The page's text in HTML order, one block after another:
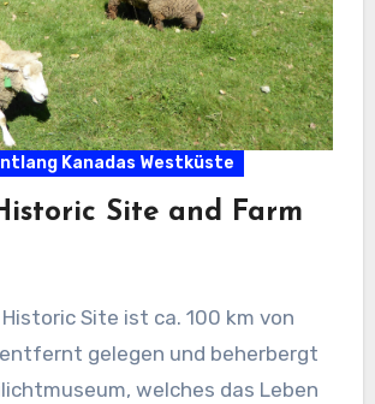
Kanadas Westküste
Site and Farm
Historic Site ist ca. 100 km von
gelegen und beherbergt
welches das Leben